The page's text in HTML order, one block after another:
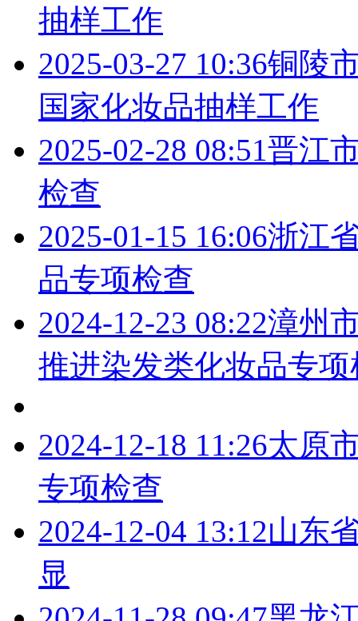
抽样工作
2025-03-27 10:36铜陵
国家化妆品抽样工作
2025-02-28 08:51晋江
检查
2025-01-15 16:06浙江
品专项检查
2024-12-23 08:22漳州
推进染发类化妆品专项
2024-12-18 11:26太原
专项检查
2024-12-04 13:12山东
显